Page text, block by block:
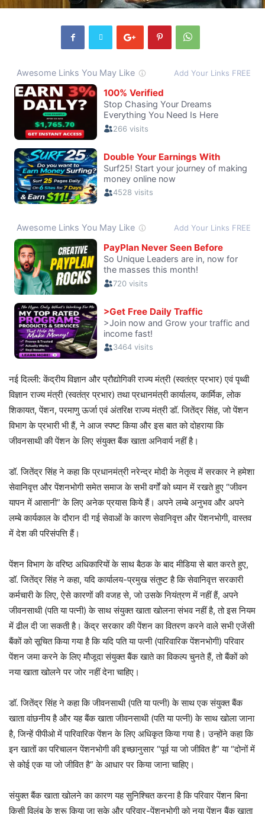
नई दिल्ली: केंद्रीय विज्ञान और प्रौद्योगिकी राज्य मंत्री (स्वतंत्र प्रभार) एवं पृथ्वी
विज्ञान राज्य मंत्री (स्वतंत्र प्रभार) तथा प्रधानमंत्री कार्यालय, कार्मिक, लोक
शिकायत, पेंशन, परमाणु ऊर्जा एवं अंतरिक्ष राज्य मंत्री डॉ. जितेंद्र सिंह, जो पेंशन
विभाग के प्रभारी भी हैं, ने आज स्पष्ट किया और इस बात को दोहराया कि
जीवनसाथी की पेंशन के लिए संयुक्त बैंक खाता अनिवार्य नहीं है।
डॉ. जितेंद्र सिंह ने कहा कि प्रधानमंत्री नरेन्द्र मोदी के नेतृत्व में सरकार ने हमेशा
सेवानिवृत्त और पेंशनभोगी समेत समाज के सभी वर्गों को ध्यान में रखते हुए “जीवन
यापन में आसानी” के लिए अनेक प्रयास किये हैं। अपने लम्बे अनुभव और अपने
लम्बे कार्यकाल के दौरान दी गई सेवाओं के कारण सेवानिवृत्त और पेंशनभोगी, वास्तव
में देश की परिसंपत्ति हैं।
पेंशन विभाग के वरिष्ठ अधिकारियों के साथ बैठक के बाद मीडिया से बात करते हुए,
डॉ. जितेंद्र सिंह ने कहा, यदि कार्यालय-प्रमुख संतुष्ट है कि सेवानिवृत्त सरकारी
कर्मचारी के लिए, ऐसे कारणों की वजह से, जो उसके नियंत्रण में नहीं हैं, अपने
जीवनसाथी (पति या पत्नी) के साथ संयुक्त खाता खोलना संभव नहीं है, तो इस नियम
में ढील दी जा सकती है। केंद्र सरकार की पेंशन का वितरण करने वाले सभी एजेंसी
बैंकों को सूचित किया गया है कि यदि पति या पत्नी (पारिवारिक पेंशनभोगी) परिवार
पेंशन जमा करने के लिए मौजूदा संयुक्त बैंक खाते का विकल्प चुनते हैं, तो बैंकों को
नया खाता खोलने पर जोर नहीं देना चाहिए।
डॉ. जितेंद्र सिंह ने कहा कि जीवनसाथी (पति या पत्नी) के साथ एक संयुक्त बैंक
खाता वांछनीय है और यह बैंक खाता जीवनसाथी (पति या पत्नी) के साथ खोला जाना
है, जिन्हें पीपीओ में पारिवारिक पेंशन के लिए अधिकृत किया गया है। उन्होंने कहा कि
इन खातों का परिचालन पेंशनभोगी की इच्छानुसार “पूर्व या जो जीवित है” या “दोनों में
से कोई एक या जो जीवित है” के आधार पर किया जाना चाहिए।
संयुक्त बैंक खाता खोलने का कारण यह सुनिश्चित करना है कि परिवार पेंशन बिना
किसी विलंब के शुरू किया जा सके और परिवार-पेंशनभोगी को नया पेंशन बैंक खाता